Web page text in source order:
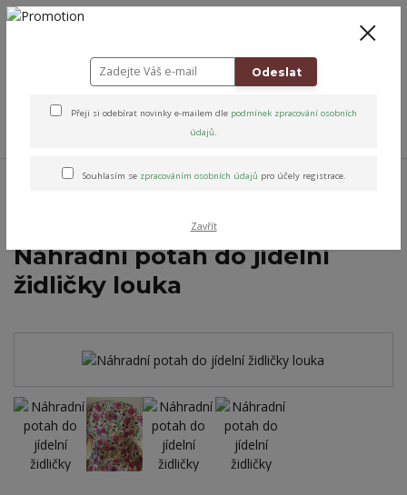
+420 778 743 310
Altens originály & vybrané značky Potahy na židličky
Náhradní potah do jídelní
židličky louka
Odeslat
Přeji si odebírat novinky e-mailem dle podmínek zpracování osobních
údajů.
Souhlasím se zpracováním osobních údajů pro účely registrace.
Zavřít